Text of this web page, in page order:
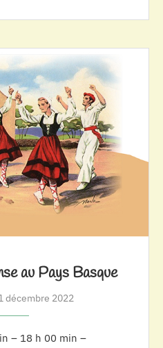
au Pays Basque
décembre 2022
– 18 h 00 min –